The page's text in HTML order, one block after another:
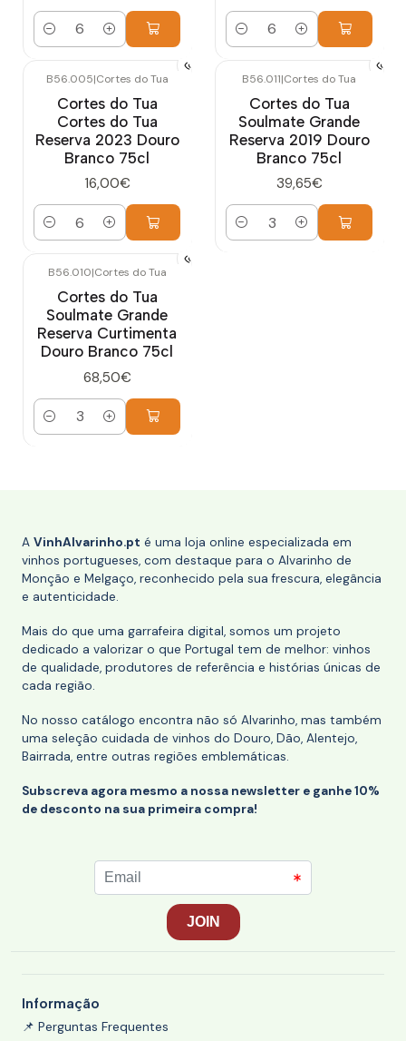
Quantidade Quantidade
B56.005|Cortes do Tua
Cortes do Tua
Cortes do Tua
Reserva 2023 Douro
Branco 75cl
16,00€
Quantidade
B56.011|Cortes do Tua
Cortes do Tua
Soulmate Grande
Reserva 2019 Douro
Branco 75cl
39,65€
Quantidade
B56.010|Cortes do Tua
Cortes do Tua
Soulmate Grande
Reserva Curtimenta
Douro Branco 75cl
68,50€
Quantidade
A VinhAlvarinho.pt é uma loja online especializada em
vinhos portugueses, com destaque para o Alvarinho de
Monção e Melgaço, reconhecido pela sua frescura, elegância
e autenticidade.
Mais do que uma garrafeira digital, somos um projeto
dedicado a valorizar o que Portugal tem de melhor: vinhos
de qualidade, produtores de referência e histórias únicas de
cada região.
No nosso catálogo encontra não só Alvarinho, mas também
uma seleção cuidada de vinhos do Douro, Dão, Alentejo,
Bairrada, entre outras regiões emblemáticas.
Subscreva agora mesmo a nossa newsletter e ganhe 10%
de desconto na sua primeira compra!
Informação
📌 Perguntas Frequentes